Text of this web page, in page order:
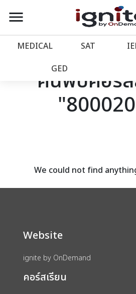
account_balance หน้าแรก
เว็บไซต์อิกไนท์
โปรโมชั่น
assignment ลงทะเบียน
menu
MEDICAL SAT
GED
ค้นพบคอร์
We could not find
Website
ignite by OnDemand
คอร์สเรียน